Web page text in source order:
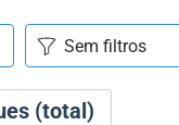
(total)